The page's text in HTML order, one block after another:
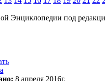
Энциклопедии под
8 апреля 2016г.